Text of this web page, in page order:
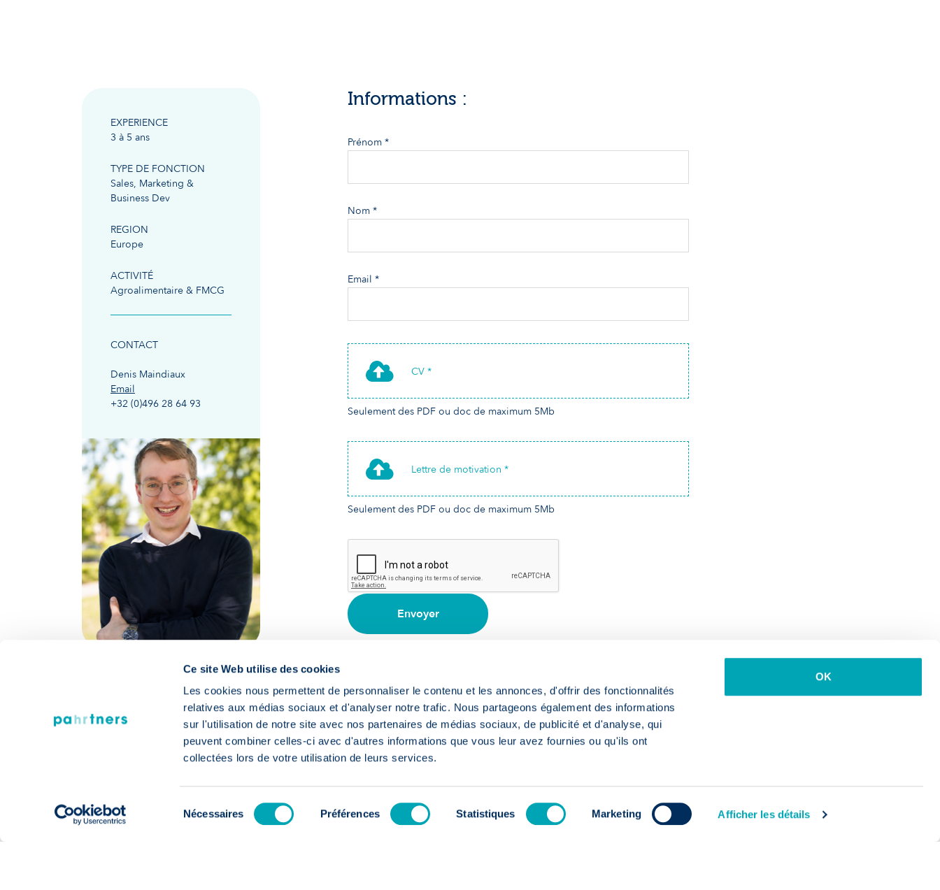
Ce site Web utilise des cookies
Les cookies nous permettent de personnaliser le contenu et les annonces, d'offrir des fonctionnalités
relatives aux médias sociaux et d'analyser notre trafic. Nous partageons également des informations
sur l'utilisation de notre site avec nos partenaires de médias sociaux, de publicité et d'analyse, qui
peuvent combiner celles-ci avec d'autres informations que vous leur avez fournies ou qu'ils ont
collectées lors de votre utilisation de leurs services.
du
Nécessaires Préférences Statistiques Marketing Afficher les détails
OK
EXPERIENCE
3 à 5 ans
TYPE DE FONCTION
Sales, Marketing &
Business Dev
REGION
Europe
ACTIVITÉ
Agroalimentaire & FMCG
CONTACT
Denis Maindiaux
Email
+32 (0)496 28 64 93
Informations :
Prénom *
Nom *
Email *
CV *
Seulement des PDF ou doc de maximum 5Mb
Lettre de motivation *
Seulement des PDF ou doc de maximum 5Mb
Envoyer
Opportunités professionnelles
Nos dernières